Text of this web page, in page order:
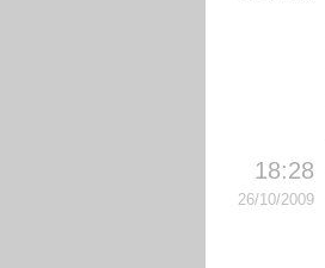
18:28
26/10/2009